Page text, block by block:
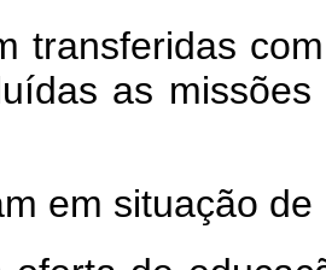
transferidas
as
em situação